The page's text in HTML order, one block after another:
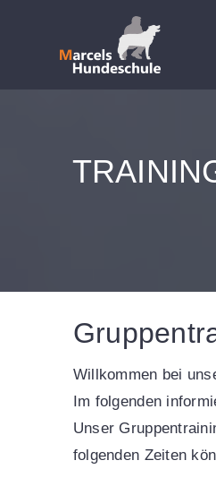
Willkommen bei
Im folgenden
Unser
folgenden Zeiten